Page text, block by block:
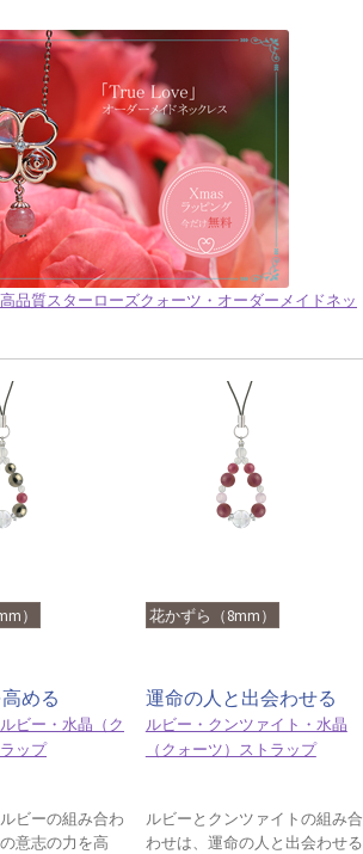
高品質スターローズクォーツ・オーダーメイドネッ
）
める
ビー・水晶（ク
ップ
ビーの組み合わ
意志の力を高
花かずら（8mm）
運命の人と出会わせる
ルビー・クンツァイト・水晶
（クォーツ）ストラップ
ルビーとクンツァイトの組み合
わせは、運命の人と出会わせる